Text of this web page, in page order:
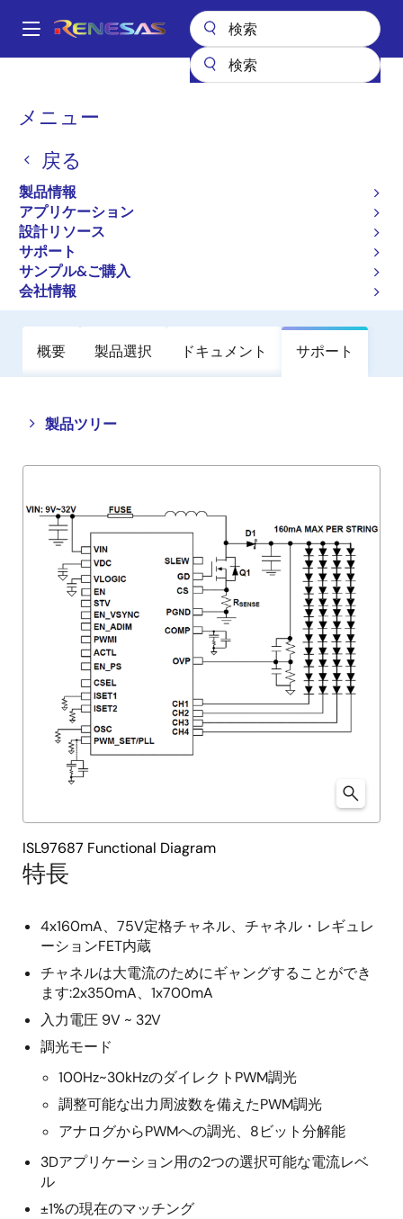
ン
Main
メニュー
戻る
製品情報
アプリケーション
設計リソース
サポート
サンプル&ご購入
会社情報
パ
く
ず
オーディオ、ビデオ・ディスプレイ
ディスプレイ用IC
ISL97687
廃止品
位相シフト制御と10ビット調光分解能
を内蔵した4チャネルLEDドライバ
概要 製品選択 ドキュメント サポート
製品ツリー
Close
tree
Open
tree
特長
4x160mA、75V定格チャネル、チャネル・レギュレ
ーションFET内蔵
チャネルは大電流のためにギャングすることができ
ます:2x350mA、1x700mA
入力電圧 9V ~ 32V
調光モード
100Hz~30kHzのダイレクトPWM調光
調整可能な出力周波数を備えたPWM調光
アナログからPWMへの調光、8ビット分解能
3Dアプリケーション用の2つの選択可能な電流レベ
ル
±1%の現在のマッチング
ISL97687 Functional Diagram